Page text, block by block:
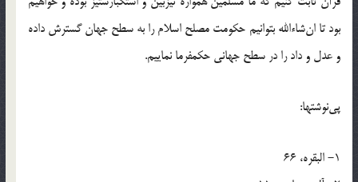
بود تا ان‌شاءالله بتوانيم حکومت مصلح اسلام را به سطح جهان گسترش داده
و عدل و داد را در سطح جهانى حکمفرما نماييم.
پى‌نوشتها:
1- البقره، 66